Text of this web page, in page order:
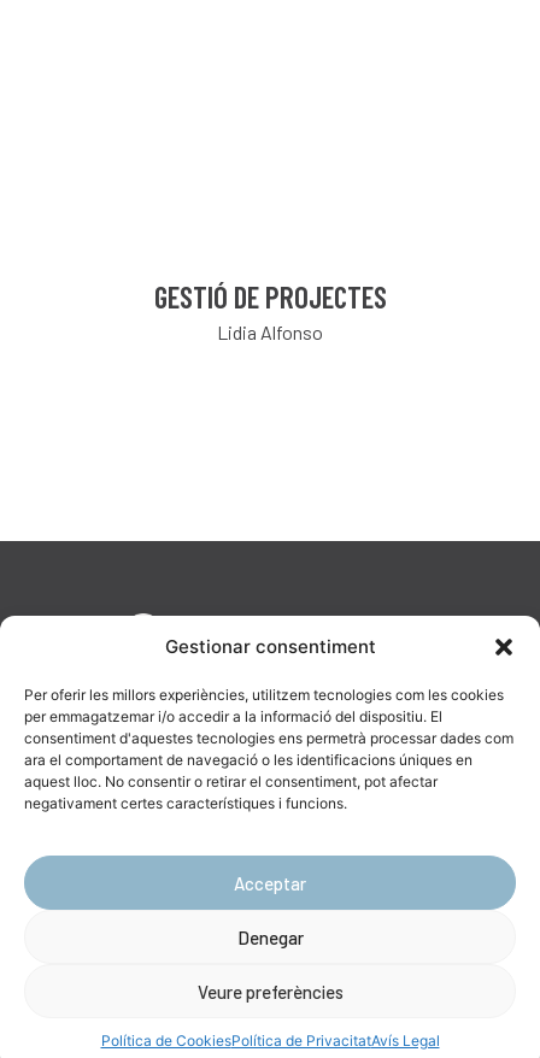
Gestionar consentiment
Per oferir les millors experiències, utilitzem tecnologies com les cookies
per emmagatzemar i/o accedir a la informació del dispositiu. El
consentiment d'aquestes tecnologies ens permetrà processar dades com
ara el comportament de navegació o les identificacions úniques en
aquest lloc. No consentir o retirar el consentiment, pot afectar
negativament certes característiques i funcions.
Acceptar
Denegar
Veure preferències
Política de CookiesPolítica de PrivacitatAvís Legal
GESTIÓ DE PROJECTES
Lidia Alfonso
AV. Diagonal, 477, 08036 Barcelona
info@catenara.cat
de Cookies